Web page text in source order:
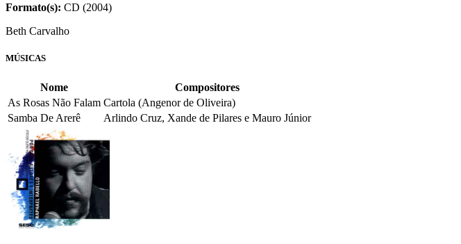
Formato(s): CD (2004)
Beth Carvalho
MÚSICAS
Nome
Compositores
As Rosas Não Falam Cartola (Angenor de Oliveira)
Samba De Arerê
Arlindo Cruz, Xande de Pilares e Mauro Júnior